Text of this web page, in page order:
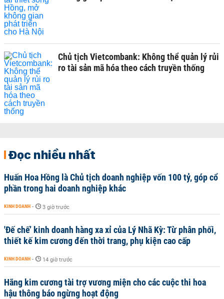
Chủ tịch Vietcombank: Không thể quản lý rủi
ro tài sản mã hóa theo cách truyền thống
Đọc nhiều nhất
Huấn Hoa Hồng là Chủ tịch doanh nghiệp vốn 100 tỷ, góp cổ
phần trong hai doanh nghiệp khác
KINH DOANH - 3 giờ trước
'Đế chế’ kinh doanh hàng xa xỉ của Lý Nhã Kỳ: Từ phân phối,
thiết kế kim cương đến thời trang, phụ kiện cao cấp
KINH DOANH - 14 giờ trước
Hãng kim cương tài trợ vương miện cho các cuộc thi hoa
hậu thông báo ngừng hoạt động